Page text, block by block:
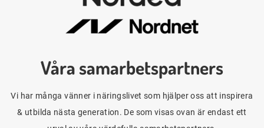
Våra samarbetspartners
Vi har många vänner i näringslivet som hjälper oss att inspirera
& utbilda nästa generation. De som visas ovan är endast ett